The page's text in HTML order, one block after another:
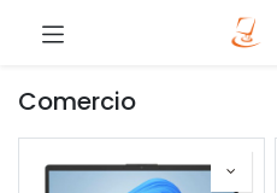
Comercio